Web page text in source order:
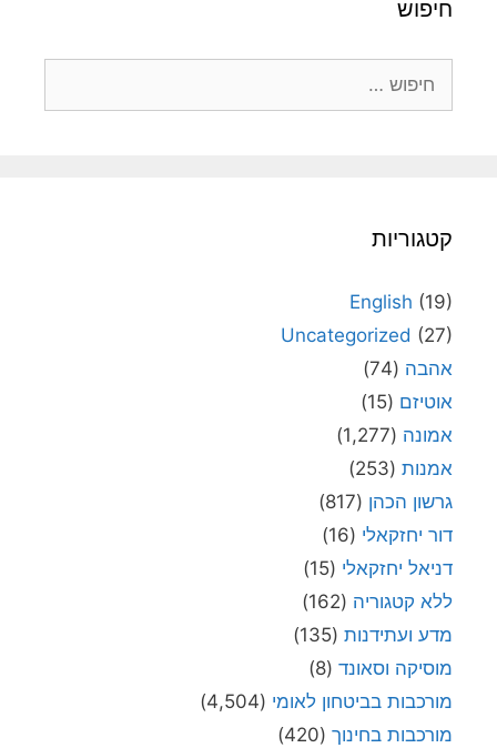
חיפוש
קטגוריות
English (19)
Uncategorized (27)
אהבה (74)
אוטיזם (15)
אמונה (1,277)
אמנות (253)
גרשון הכהן (817)
דור יחזקאלי (16)
דניאל יחזקאלי (15)
ללא קטגוריה (162)
מדע ועתידנות (135)
מוסיקה וסאונד (8)
מורכבות בביטחון לאומי (4,504)
מורכבות בחינוך (420)